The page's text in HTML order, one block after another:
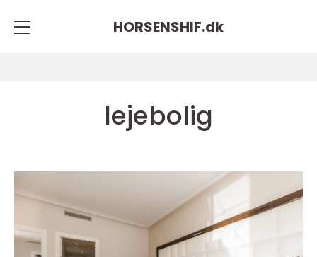
HORSENSHIF.dk
lejebolig